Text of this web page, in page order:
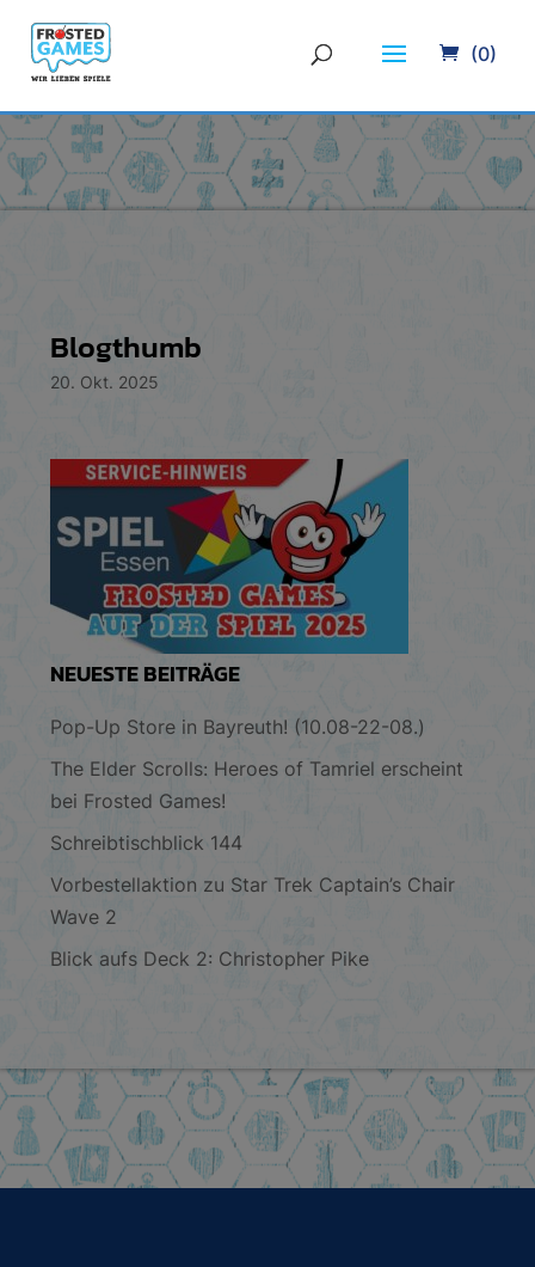
(0)
Blogthumb
20. Okt. 2025
NEUESTE BEITRÄGE
Pop-Up Store in Bayreuth! (10.08-22-08.)
The Elder Scrolls: Heroes of Tamriel erscheint
bei Frosted Games!
Schreibtischblick 144
Vorbestellaktion zu Star Trek Captain’s Chair
Wave 2
Blick aufs Deck 2: Christopher Pike